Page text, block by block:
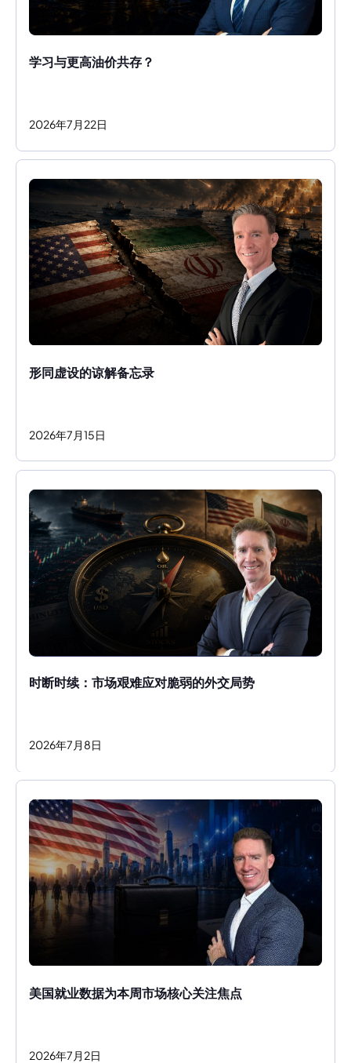
2026年7 月 22日
形同虚设的谅解备忘录
2026年7 月15日
时断时续：市场艰难应对脆弱的外交局势
2026年7 月 8日
美国就业数据为本周市场核心关注焦点
2026年7 月 2日